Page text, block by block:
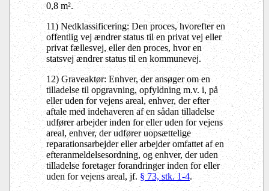
0,8 m².
11) Nedklassificering: Den proces, hvorefter en
offentlig vej ændrer status til en privat vej eller
privat fællesvej, eller den proces, hvor en
statsvej ændrer status til en kommunevej.
12) Graveaktør: Enhver, der ansøger om en
tilladelse til opgravning, opfyldning m.v. i, på
eller uden for vejens areal, enhver, der efter
aftale med indehaveren af en sådan tilladelse
udfører arbejder inden for eller uden for vejens
areal, enhver, der udfører uopsættelige
reparationsarbejder eller arbejder omfattet af en
efteranmeldelsesordning, og enhver, der uden
tilladelse foretager forandringer inden for eller
uden for vejens areal, jf. § 73, stk. 1-4.